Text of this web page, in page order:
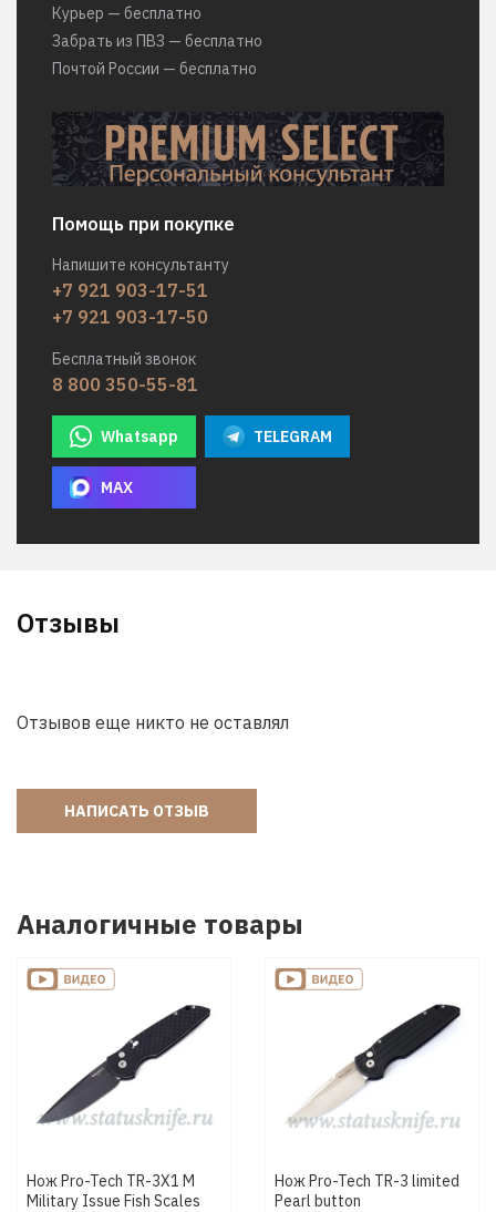
Курьер — бесплатно
Забрать из ПВЗ — бесплатно
Почтой России — бесплатно
Помощь при покупке
Напишите консультанту
+7 921 903-17-51
+7 921 903-17-50
Бесплатный звонок
8 800 350-55-81
Whatsapp TELEGRAM
MAX
Отзывы
Отзывов еще никто не оставлял
НАПИСАТЬ ОТЗЫВ
Аналогичные товары
Нож Pro-Tech TR-3X1 M
Military Issue Fish Scales
Нож Pro-Tech TR-3 limited
Pearl button